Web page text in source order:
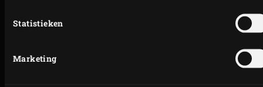
Statistieken
Marketing
boven op het rooster. Sluit het deksel van de EGG,
breng de temperatuur van de Big Green Egg